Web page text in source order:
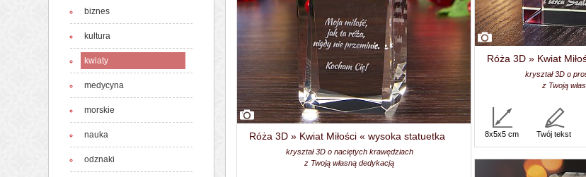
biznes
kultura
kwiaty
medycyna
morskie
nauka
odznaki
Róża 3D » Kwiat Miłości « wysoka statuetka
kryształ 3D o naciętych krawędziach
z Twoją własną dedykacją
Róża 3D » Kwiat
kryształ 3D o
z Twoją
8x5x5 cm Twój tekst